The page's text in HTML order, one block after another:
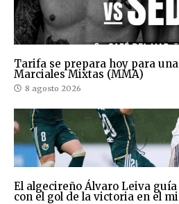
Tarifa se prepara hoy para
Marciales Mixtas (MMA)
8 agosto 2026
El algecireño Álvaro Leiva
con el gol de la victoria en el